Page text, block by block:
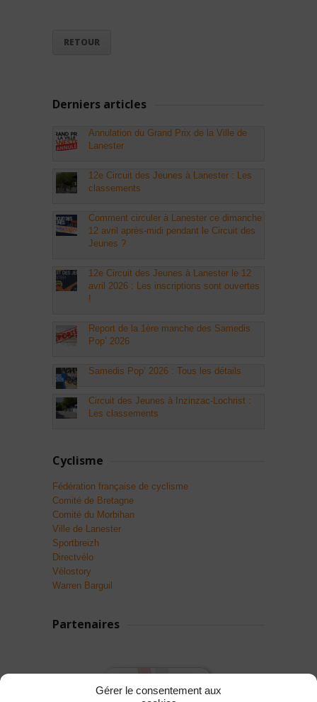
Gérer le consentement aux
RETOUR
Derniers articles
Annulation du Grand Prix de la Ville de
Lanester
12e Circuit des Jeunes à Lanester : Les
classements
Comment circuler à Lanester ce dimanche
12 avril après-midi pendant le Circuit des
Jeunes ?
12e Circuit des Jeunes à Lanester le 12
avril 2026 : Les inscriptions sont ouvertes
!
Report de la 1ère manche des Samedis
Pop’ 2026
Samedis Pop’ 2026 : Tous les détails
Circuit des Jeunes à Inzinzac-Lochrist :
Les classements
Cyclisme
Fédération française de cyclisme
Comité de Bretagne
Comité du Morbihan
Ville de Lanester
Sportbreizh
Directvélo
Vélostory
Warren Barguil
Partenaires